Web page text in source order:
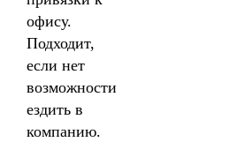
офису.
Подходит,
если нет
возможности
ездить в
компанию.